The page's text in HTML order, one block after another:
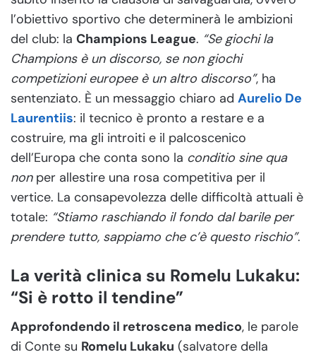
l’obiettivo sportivo che determinerà le ambizioni
del club: la Champions League. “Se giochi la
Champions è un discorso, se non giochi
competizioni europee è un altro discorso”, ha
sentenziato. È un messaggio chiaro ad Aurelio De
Laurentiis: il tecnico è pronto a restare e a
costruire, ma gli introiti e il palcoscenico
dell’Europa che conta sono la conditio sine qua
nonper allestire una rosa competitiva per il
vertice. La consapevolezza delle difficoltà attuali è
totale: “Stiamo raschiando il fondo dal barile per
prendere tutto, sappiamo che c’è questo rischio”.
La verità clinica su Romelu Lukaku:
“Si è rotto il tendine”
Approfondendo il retroscena medico, le parole
di Conte su Romelu Lukaku (salvatore della